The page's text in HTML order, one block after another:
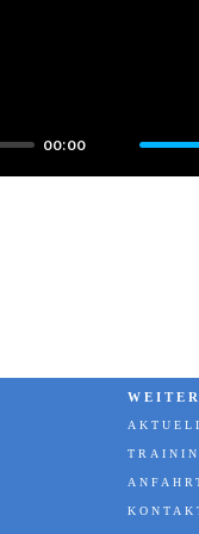
00:00
Mute